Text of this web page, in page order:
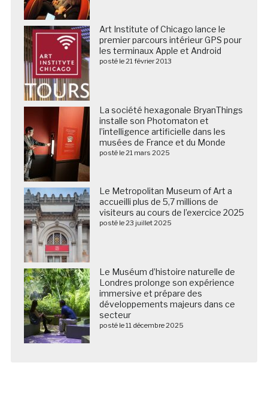
Art Institute of Chicago lance le
premier parcours intérieur GPS pour
les terminaux Apple et Android
posté le 21 février 2013
La société hexagonale BryanThings
installe son Photomaton et
l’intelligence artificielle dans les
musées de France et du Monde
posté le 21 mars 2025
Le Metropolitan Museum of Art a
accueilli plus de 5,7 millions de
visiteurs au cours de l’exercice 2025
posté le 23 juillet 2025
Le Muséum d’histoire naturelle de
Londres prolonge son expérience
immersive et prépare des
développements majeurs dans ce
secteur
posté le 11 décembre 2025